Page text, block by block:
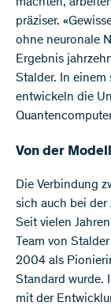
präziser.
ohne neuronale
Ergebnis
Stalder. In
entwickeln die
Von der
Die Verbindung
sich auch bei der
Seit vielen
Team von
2004 als
Standard wurde.
mit der